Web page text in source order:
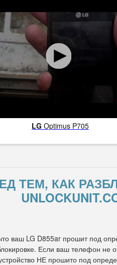
LG Optimus P705
ТЕМ, КАК
ваш LG D855ar прошит под
Если ваш телефон не
НЕ прошито под